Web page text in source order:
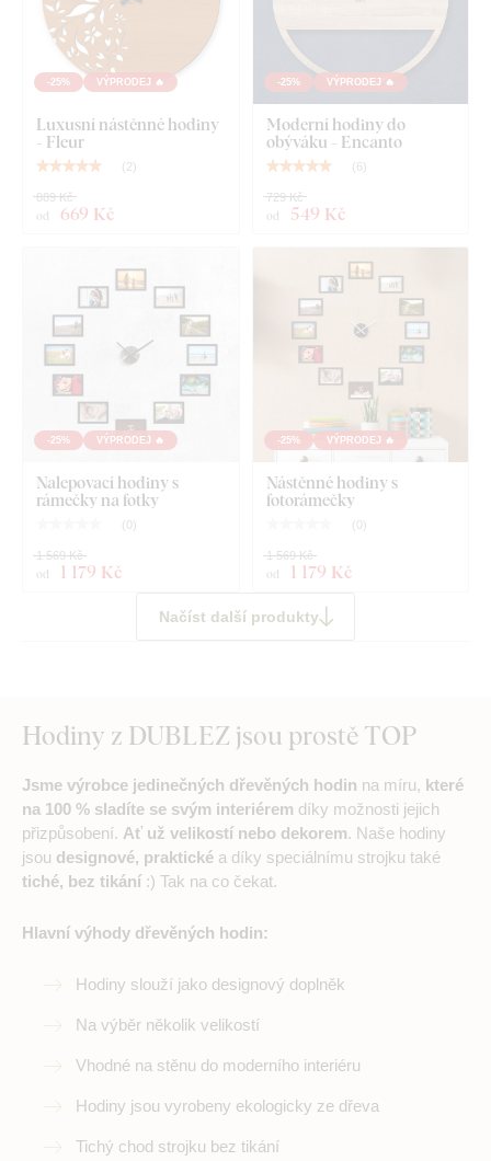
Návod na montáž
-25% VÝPRODEJ 🔥
Luxusní nástěnné hodiny
- Fleur
( 2)
od 669 Kč
889 Kč
-25% VÝPRODEJ 🔥
Moderní hodiny do
obýváku - Encanto
( 6 )
od 549 Kč
729 Kč
-25% VÝPRODEJ 🔥
Nalepovací hodiny s
rámečky na fotky
( 0 )
od 1 179 Kč
1 569 Kč
-25% VÝPRODEJ 🔥
Nástěnné hodiny s
fotorámečky
( 0 )
od 1 179 Kč
1 569 Kč
Načíst další produkty
Hodiny z DUBLEZ jsou prostě TOP
Jsme výrobce jedinečných dřevěných hodin na míru, které
na 100 % sladíte se svým interiérem díky možnosti jejich
přizpůsobení. Ať už velikostí nebo dekorem. Naše hodiny
jsou designové, praktické a díky speciálnímu strojku také
tiché, bez tikání :) Tak na co čekat.
Hlavní výhody dřevěných hodin:
Hodiny slouží jako designový doplněk
Na výběr několik velikostí
Vhodné na stěnu do moderního interiéru
Hodiny jsou vyrobeny ekologicky ze dřeva
Tichý chod strojku bez tikání